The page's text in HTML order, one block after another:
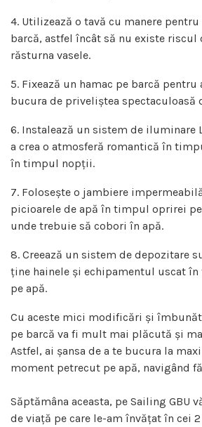
4. Utilizează o tavă cu manere pentru
barcă, astfel încât să nu existe riscul
răsturna vasele.
5. Fixează un hamac pe barcă pentru
bucura de priveliștea spectaculoasă
6. Instalează un sistem de iluminare
a crea o atmosferă romantică în
în timpul nopții.
7. Folosește o jambiere
picioarele de apă în timpul oprirei
unde trebuie să cobori în apă.
8. Creează un sistem de depozitare
ține hainele și echipamentul uscat
pe apă.
Cu aceste mici modificări și
pe barcă va fi mult mai plăcută și
Astfel, ai șansa de a te bucura la
moment petrecut pe apă, navigând
Săptămâna aceasta, pe Sailing GBU
de viață pe care le-am învățat în cei